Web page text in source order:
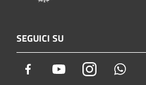
SEGUICI SU
Facebook YoutubeInstagram